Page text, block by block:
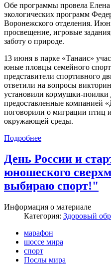
Обе программы провела Елена
экологических программ
Воронежского отделения.
просвещение, игровые
заботу о природе.
13 июня в парке «Танаис»
юные пловцы семейного
представители спортивного
ответили на вопросы
установили кормушки-поилки
предоставленные компанией
поговорили о миграции птиц
окружающей среды.
Подробнее
День России и
юношеского
выбираю спорт!"
Информация о материале
Категория: Здоровый
марафон
шоссе мира
спорт
Послы мира